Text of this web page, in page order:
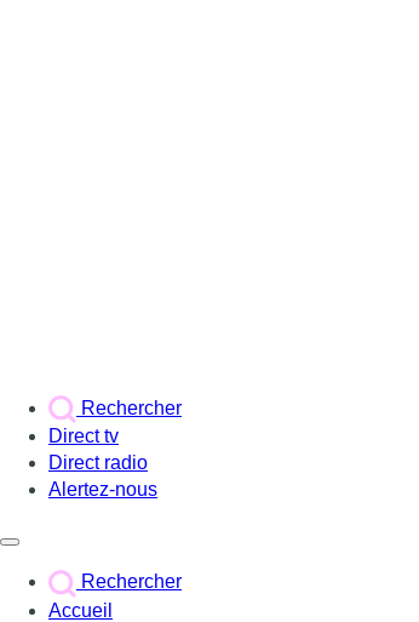
Rechercher
Direct tv
Direct radio
Alertez-nous
Rechercher
Accueil